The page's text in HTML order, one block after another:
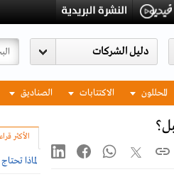
المحللون الاكتتابات الصناديق
الأكثر
لماذا